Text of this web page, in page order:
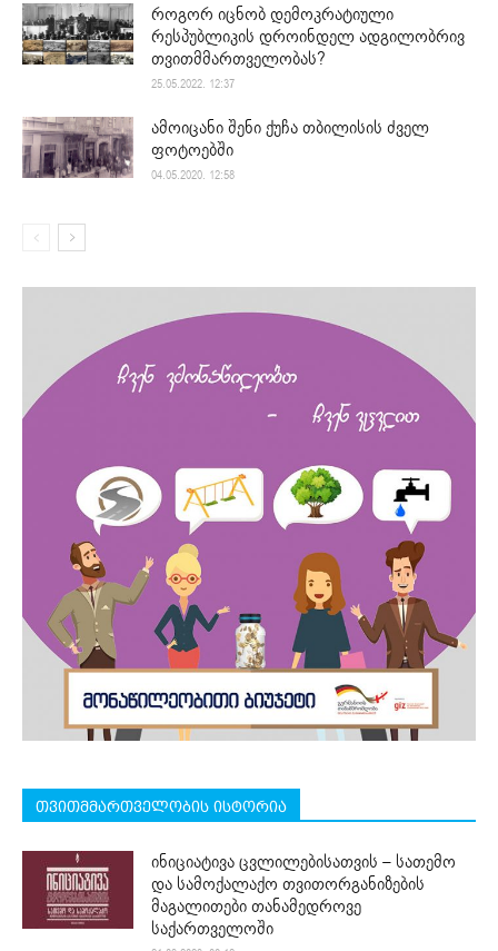
როგორ იცნობ დემოკრატიული
რესპუბლიკის დროინდელ ადგილობრივ
თვითმმართველობას?
25.05.2022. 12:37
ამოიცანი შენი ქუჩა თბილისის ძველ
ფოტოებში
04.05.2020. 12:58
თვითმმართველობის ისტორია
ინიციატივა ცვლილებისათვის – სათემო
და სამოქალაქო თვითორგანიზების
მაგალითები თანამედროვე
საქართველოში